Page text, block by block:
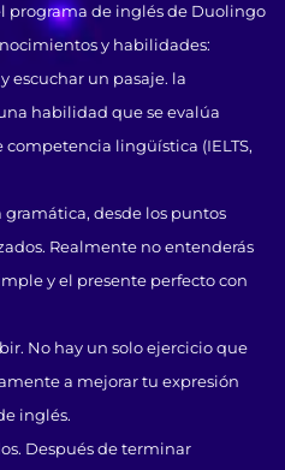
programa de inglés de Duolingo
y habilidades:
escuchar un pasaje. la
habilidad que se evalúa
lingüística (IELTS,
desde los puntos
Realmente no entenderás
y el presente perfecto con
No hay un solo ejercicio que
a mejorar tu expresión
inglés.
Después de terminar